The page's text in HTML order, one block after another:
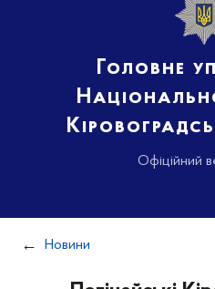
Головне
Офіційний
Новини